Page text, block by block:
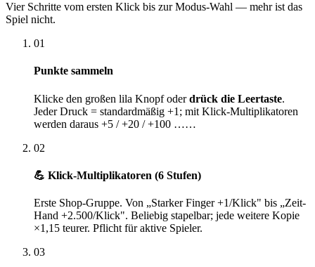
Vier Schritte vom ersten Klick bis zur Modus-Wahl — mehr ist das
Spiel nicht.
01
Punkte sammeln
Klicke den großen lila Knopf oderdrück die Leertaste.
Jeder Druck = standardmäßig +1; mit Klick-Multiplikatoren
werden daraus +5 / +20 / +100 ……
02
💪 Klick-Multiplikatoren (6 Stufen)
Erste Shop-Gruppe. Von „Starker Finger +1/Klick" bis „Zeit-
Hand +2.500/Klick". Beliebig stapelbar; jede weitere Kopie
×1,15 teurer. Pflicht für aktive Spieler.
03